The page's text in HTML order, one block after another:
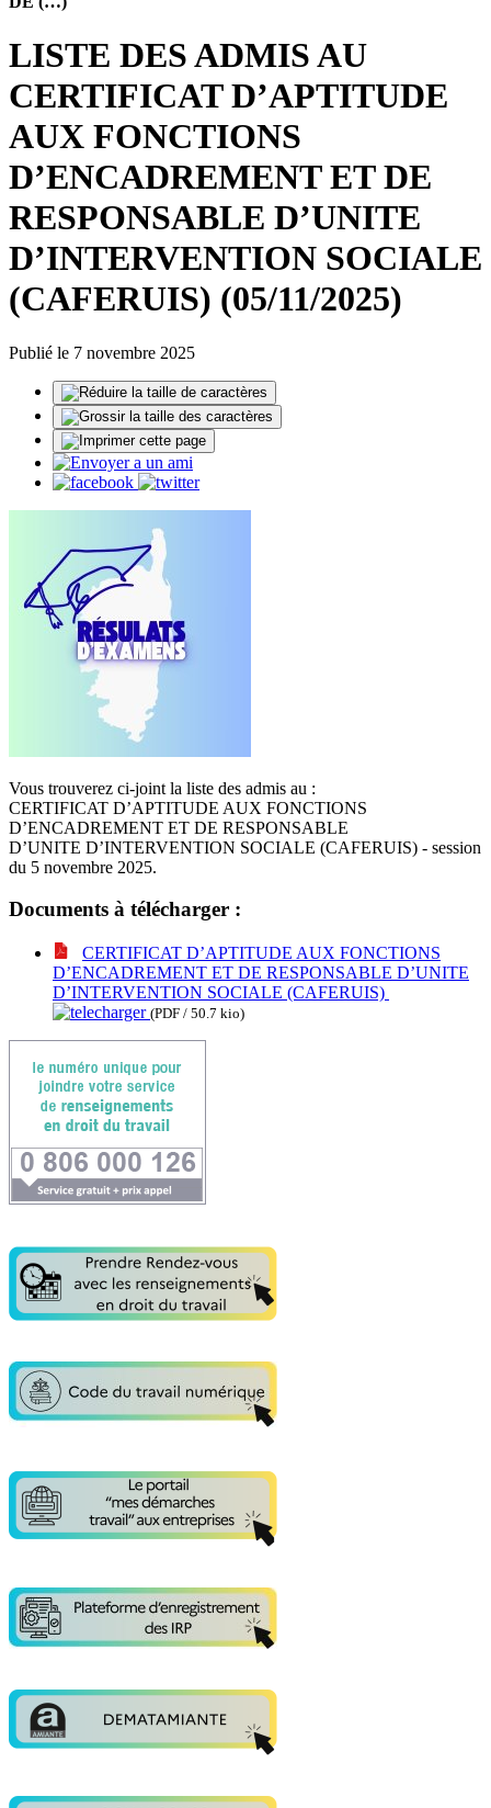
LISTE DES ADMIS AU
CERTIFICAT D’APTITUDE
AUX FONCTIONS
D’ENCADREMENT ET DE
RESPONSABLE D’UNITE
D’INTERVENTION SOCIALE
(CAFERUIS) (05/11/2025)
Publié le 7 novembre 2025
Vous trouverez ci-joint la liste des admis au :
CERTIFICAT D’APTITUDE AUX FONCTIONS
D’ENCADREMENT ET DE RESPONSABLE
D’UNITE D’INTERVENTION SOCIALE (CAFERUIS) - session
du 5 novembre 2025.
Documents à télécharger :
CERTIFICAT D’APTITUDE AUX FONCTIONS
D’ENCADREMENT ET DE RESPONSABLE D’UNITE
D’INTERVENTION SOCIALE (CAFERUIS)
(PDF / 50.7 kio)